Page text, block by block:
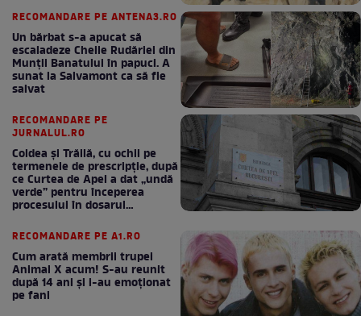
RECOMANDARE PE ANTENA3.RO
Un bărbat s-a apucat să
escaladeze Cheile Rudăriei din
Munții Banatului în papuci. A
sunat la Salvamont ca să fie
salvat
RECOMANDARE PE
JURNALUL.RO
Coldea și Trăilă, cu ochii pe
termenele de prescripție, după
ce Curtea de Apel a dat „undă
verde” pentru începerea
procesului în dosarul
RECOMANDARE PE A1.RO
Cum arată membrii trupei
Animal X acum! S-au reunit
după 14 ani și i-au emoționat
pe fani